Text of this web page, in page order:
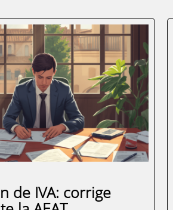
años, incorporar
a una estrategia de
un ejercicio de vanguardia
corporaciones con
especializados. Hoy,
de marketing de
de IVA: corrige